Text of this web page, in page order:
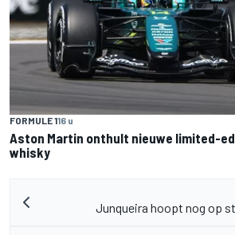
FORMULE 116 u
Aston Martin onthult nieuwe limited-
whisky
Junqueira hoopt nog op